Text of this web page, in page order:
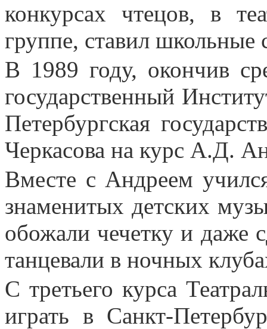
конкурсах чтецов, в
группе, ставил школьные
В 1989 году, окончив
государственный
Петербургская
Черкасова на курс А.Д.
Вместе с Андреем
знаменитых детских
обожали чечетку и даже
танцевали в ночных
С третьего курса
играть в Санкт-